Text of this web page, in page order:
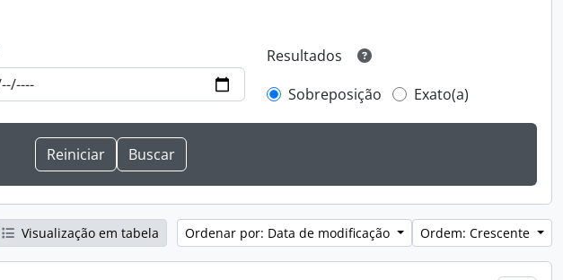
Resultados
Sobreposição
Exato(a)
Visualização em tabela Ordenar por: Data de modificação Ordem: Crescente